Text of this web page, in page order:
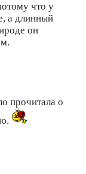
что у
а длинный
он
прочитала о